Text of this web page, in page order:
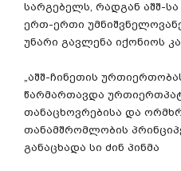
სარგებელს, რადგან აშშ-
ერთ-ერთი
უნარი გავლენა იქონიოს
„აშშ-ჩინეთის
წარმართავდა
თანაცხოვრებისა და
თანამშრომლობის
განაცხადა სი ძინ პინმა